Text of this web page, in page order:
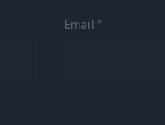
Email *